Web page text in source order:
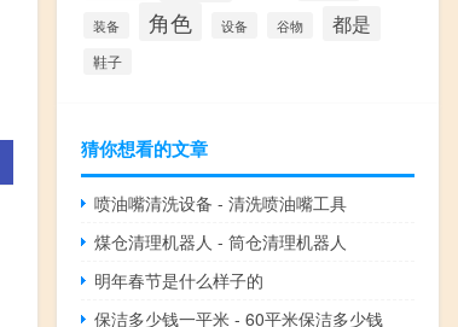
装备 角色 设备 谷物 都是
鞋子
猜你想看的文章
喷油嘴清洗设备 - 清洗喷油嘴工具
煤仓清理机器人 - 筒仓清理机器人
明年春节是什么样子的
保洁多少钱一平米 - 60平米保洁多少钱